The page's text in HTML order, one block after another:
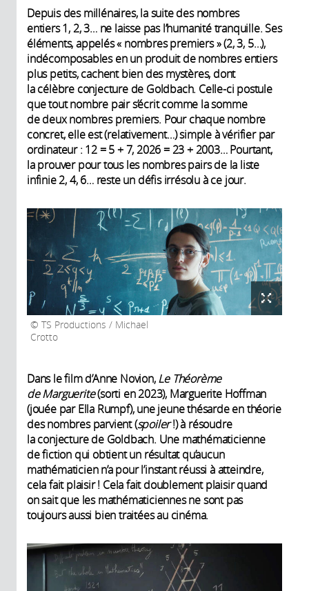
Depuis des millénaires, la suite des nombres
entiers 1, 2, 3… ne laisse pas l’humanité tranquille. Ses
éléments, appelés « nombres premiers » (2, 3, 5…),
indécomposables en un produit de nombres entiers
plus petits, cachent bien des mystères, dont
la célèbre conjecture de Goldbach. Celle-ci postule
que tout nombre pair s’écrit comme la somme
de deux nombres premiers. Pour chaque nombre
concret, elle est (relativement…) simple à vérifier par
ordinateur : 12 = 5 + 7, 2026 = 23 + 2003… Pourtant,
la prouver pour tous les nombres pairs de la liste
infinie 2, 4, 6… reste un défis irrésolu à ce jour.
TS Productions / Michael
Crotto
Dans le film d’Anne Novion,Le Théorème
de Marguerite(sorti en 2023), Marguerite Hoffman
(jouée par Ella Rumpf), une jeune thésarde en théorie
des nombres parvient (spoiler!) à résoudre
la conjecture de Goldbach. Une mathématicienne
de fiction qui obtient un résultat qu’aucun
mathématicien n’a pour l’instant réussi à atteindre,
cela fait plaisir ! Cela fait doublement plaisir quand
on sait que les mathématiciennes ne sont pas
toujours aussi bien traitées au cinéma.